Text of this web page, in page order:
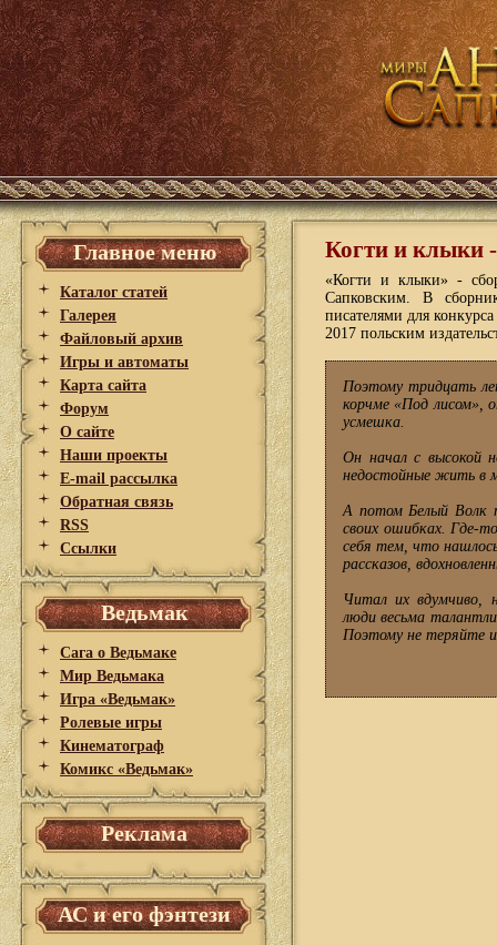
Главное меню
Каталог статей
Галерея
Файловый архив
Игры и автоматы
Карта сайта
Форум
О сайте
Наши проекты
E-mail рассылка
Обратная связь
RSS
Ссылки
Ведьмак
Сага о Ведьмаке
Мир Ведьмака
Игра «Ведьмак»
Ролевые игры
Кинематограф
Комикс «Ведьмак»
Реклама
АС и его фэнтези
Когти и клыки -
«Когти и клыки» -
Сапковским. В
писателями для
2017 польским
Поэтому тридцать
корчме «Под лисом»,
усмешка.
Он начал с высокой
недостойные жить в
А потом Белый Волк
своих ошибках. Где-
себя тем, что
рассказов,
Читал их вдумчиво,
люди весьма
Поэтому не теряйте